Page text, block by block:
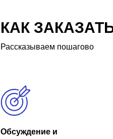
КАК
Рассказываем пошагово
Обсуждение и